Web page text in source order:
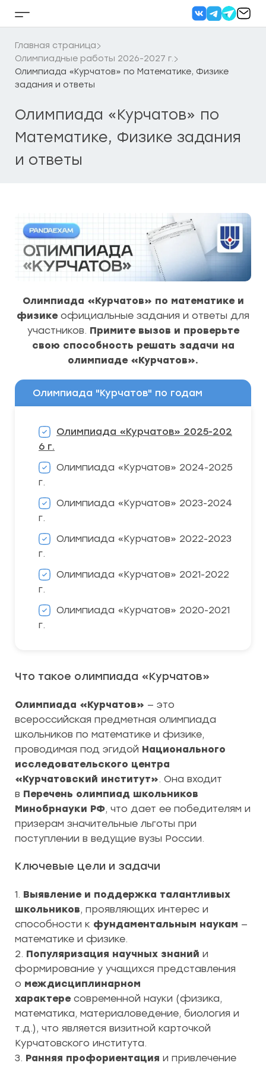
Кнопка
бокового
меню
Главная страница
Олимпиадные работы 2026-2027 г.
Олимпиада «Курчатов» по Математике, Физике
задания и ответы
Олимпиада «Курчатов» по
Математике, Физике задания
и ответы
Олимпиада «Курчатов» по математике и
физикеофициальные задания и ответы для
участников. Примите вызов и проверьте
свою способность решать задачи на
олимпиаде «Курчатов».
Олимпиада "Курчатов" по годам
Олимпиада «Курчатов» 2025-202
6 г.
Олимпиада «Курчатов» 2024-2025
г.
Олимпиада «Курчатов» 2023-2024
г.
Олимпиада «Курчатов» 2022-2023
г.
Олимпиада «Курчатов» 2021-2022
г.
Олимпиада «Курчатов» 2020-2021
г.
Что такое олимпиада «Курчатов»
Олимпиада «Курчатов» — это
всероссийская предметная олимпиада
школьников по математике и физике,
проводимая под эгидой Национального
исследовательского центра
«Курчатовский институт». Она входит
в Перечень олимпиад школьников
Минобрнауки РФ, что дает ее победителям и
призерам значительные льготы при
поступлении в ведущие вузы России.
Ключевые цели и задачи
1. Выявление и поддержка талантливых
школьников, проявляющих интерес и
способности к фундаментальным наукам —
математике и физике.
2. Популяризация научных знаний и
формирование у учащихся представления
о междисциплинарном
характересовременной науки (физика,
математика, материаловедение, биология и
т.д.), что является визитной карточкой
Курчатовского института.
3. Ранняя профориентация и привлечение